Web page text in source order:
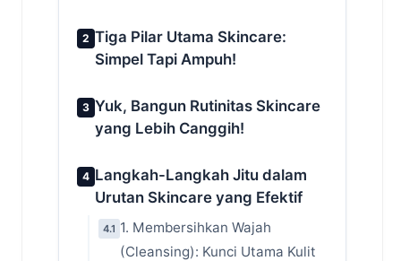
2 Tiga Pilar Utama Skincare:
Simpel Tapi Ampuh!
3 Yuk, Bangun Rutinitas Skincare
yang Lebih Canggih!
4 Langkah-Langkah Jitu dalam
Urutan Skincare yang Efektif
4.1 1. Membersihkan Wajah
(Cleansing): Kunci Utama Kulit